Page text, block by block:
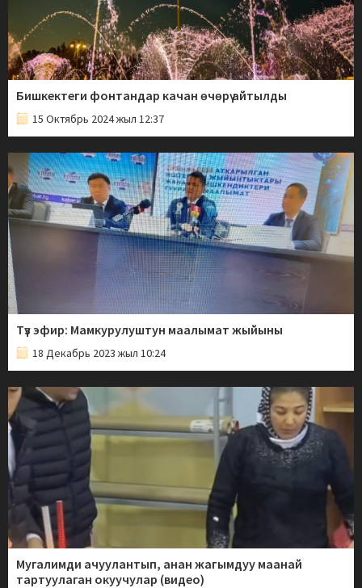
Бишкектеги фонтандар качан өчөрү айтылды
15 Октябрь 2024 жыл 12:37
Түз эфир: Мамкурулуштун маалымат жыйыны
18 Декабрь 2023 жыл 10:24
Мугалимди ачуулантып, анан жагымдуу маанай
тартуулаган окуучулар (видео)